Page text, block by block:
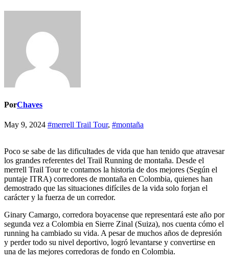
PorChaves
May 9, 2024 #merrell Trail Tour, #montaña
Poco se sabe de las dificultades de vida que han tenido que atravesar
los grandes referentes del Trail Running de montaña. Desde el
merrell Trail Tour te contamos la historia de dos mejores (Según el
puntaje ITRA) corredores de montaña en Colombia, quienes han
demostrado que las situaciones difíciles de la vida solo forjan el
carácter y la fuerza de un corredor.
Ginary Camargo, corredora boyacense que representará este año por
segunda vez a Colombia en Sierre Zinal (Suiza), nos cuenta cómo el
running ha cambiado su vida. A pesar de muchos años de depresión
y perder todo su nivel deportivo, logró levantarse y convertirse en
una de las mejores corredoras de fondo en Colombia.